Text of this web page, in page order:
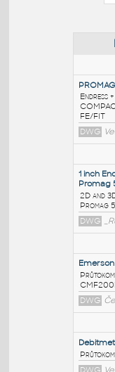
1
2D